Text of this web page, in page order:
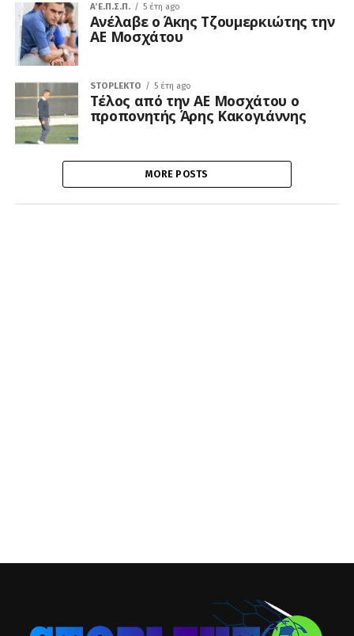
Α΄ Ε.Π.Σ.Π. 5 έτη ago
Ανέλαβε ο Άκης Τζουμερκιώτης την
ΑΕ Μοσχάτου
STOPLEKTO 5 έτη ago
Τέλος από την ΑΕ Μοσχάτου ο
προπονητής Άρης Κακογιάννης
MORE POSTS